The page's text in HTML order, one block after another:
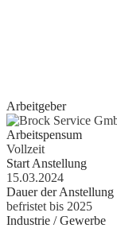
Arbeitgeber
Arbeitspensum
Vollzeit
Start Anstellung
15.03.2024
Dauer der Anstellung
befristet bis 2025
Industrie / Gewerbe